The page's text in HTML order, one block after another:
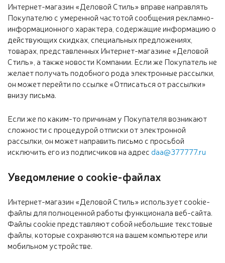
Интернет-магазин «Деловой Стиль» вправе направлять
Покупателю с умеренной частотой сообщения рекламно-
информационного характера, содержащие информацию о
действующих скидках, специальных предложениях,
товарах, представленных Интернет-магазине «Деловой
Стиль», а также новости Компании. Если же Покупатель не
желает получать подобного рода электронные рассылки,
он может перейти по ссылке «Отписаться от рассылки»
внизу письма.
Если же по каким-то причинам у Покупателя возникают
сложности с процедурой отписки от электронной
рассылки, он может направить письмо с просьбой
исключить его из подписчиков на адрес daa@377777.ru
Уведомление о cookie-файлах
Интернет-магазин «Деловой Стиль» использует cookie-
файлы для полноценной работы функционала веб-сайта.
Файлы cookie представляют собой небольшие текстовые
файлы, которые сохраняются на вашем компьютере или
мобильном устройстве.